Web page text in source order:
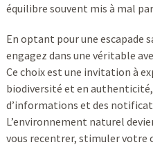
équilibre souvent mis à mal
En optant pour une escapade
engagez dans une véritable
Ce choix est une invitation à
biodiversité et en
d’informations et des
L’environnement naturel
vous recentrer, stimuler votre